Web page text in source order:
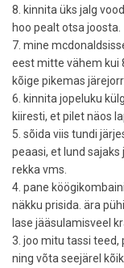
8. kinnita üks jalg
hoo pealt otsa joosta.
7. mine
eest mitte vähem kui
kõige pikemas
6. kinnita jopeluku
kiiresti, et pilet näos
5. sõida viis tundi
peaasi, et lund
rekka vms.
4. pane
näkku prisida. ära
lase jääsulamisveel
3. joo mitu tassi teed,
ning võta seejärel